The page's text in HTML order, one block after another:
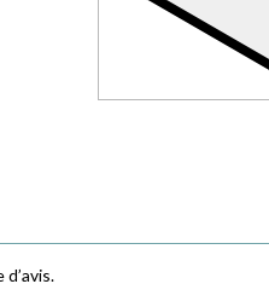
d’avis.